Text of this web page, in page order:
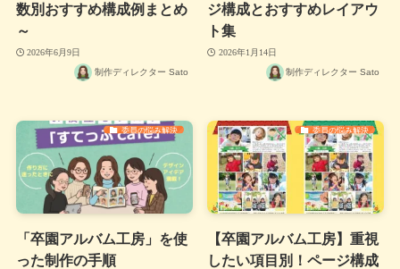
数別おすすめ構成例まとめ
～
2026年6月9日
制作ディレクター Sato
ジ構成とおすすめレイアウ
ト集
2026年1月14日
制作ディレクター Sato
委員の悩み解決
「卒園アルバム工房」を使
った制作の手順
委員の悩み解決
【卒園アルバム工房】重視
したい項目別！ページ構成